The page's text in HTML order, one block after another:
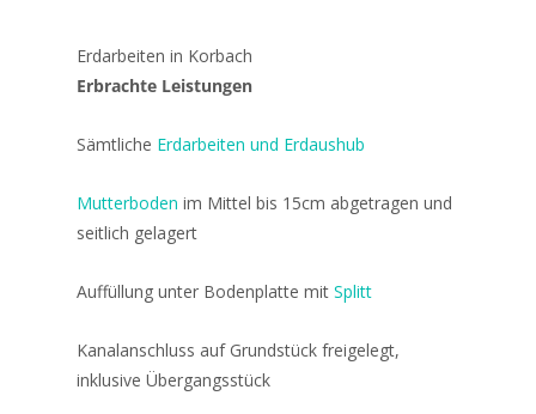
Erdarbeiten in Korbach
Erbrachte Leistungen
Sämtliche Erdarbeiten und Erdaushub
Mutterboden im Mittel bis 15cm abgetragen und
seitlich gelagert
Auffüllung unter Bodenplatte mit Splitt
Kanalanschluss auf Grundstück freigelegt,
inklusive Übergangsstück